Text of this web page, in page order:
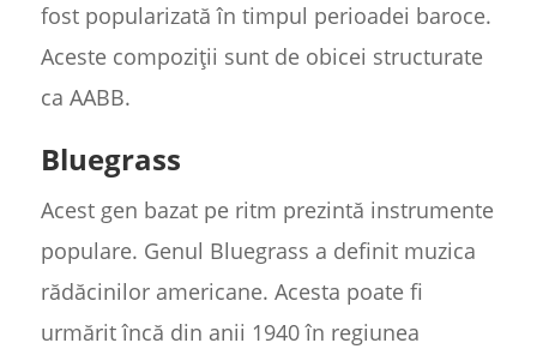
fost popularizată în timpul perioadei baroce.
Aceste compoziții sunt de obicei structurate
ca AABB.
Bluegrass
Acest gen bazat pe ritm prezintă instrumente
populare. Genul Bluegrass a definit muzica
rădăcinilor americane. Acesta poate fi
urmărit încă din anii 1940 în regiunea